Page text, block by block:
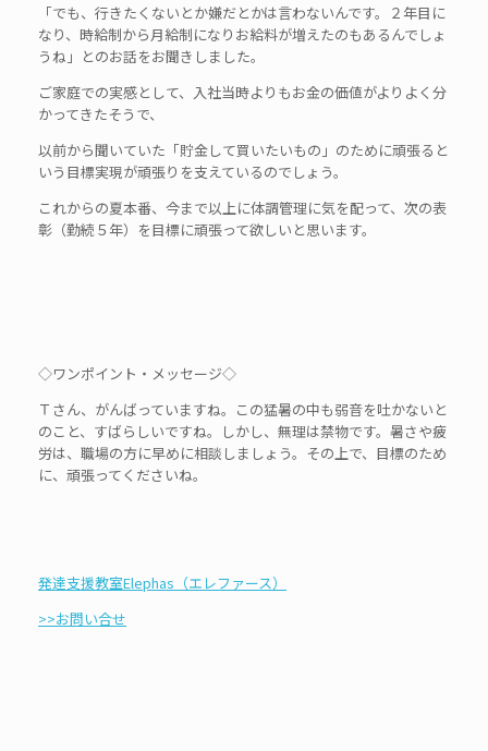
「でも、行きたくないとか嫌だとかは言わないんです。２年目に
なり、時給制から月給制になりお給料が増えたのもあるんでしょ
うね」とのお話をお聞きしました。
ご家庭での実感として、入社当時よりもお金の価値がよりよく分
かってきたそうで、
以前から聞いていた「貯金して買いたいもの」のために頑張ると
いう目標実現が頑張りを支えているのでしょう。
これからの夏本番、今まで以上に体調管理に気を配って、次の表
彰（勤続５年）を目標に頑張って欲しいと思います。
◇ワンポイント・メッセージ◇
Ｔさん、がんばっていますね。この猛暑の中も弱音を吐かないと
のこと、すばらしいですね。しかし、無理は禁物です。暑さや疲
労は、職場の方に早めに相談しましょう。その上で、目標のため
に、頑張ってくださいね。
発達支援教室Elephas（エレファース）
>>お問い合せ